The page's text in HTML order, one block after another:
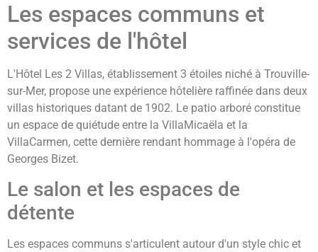
Les espaces communs et
services de l'hôtel
L'Hôtel Les 2 Villas, établissement 3 étoiles niché à Trouville-
sur-Mer, propose une expérience hôtelière raffinée dans deux
villas historiques datant de 1902. Le patio arboré constitue
un espace de quiétude entre la VillaMicaëla et la
VillaCarmen, cette dernière rendant hommage à l'opéra de
Georges Bizet.
Le salon et les espaces de
détente
Les espaces communs s'articulent autour d'un style chic et